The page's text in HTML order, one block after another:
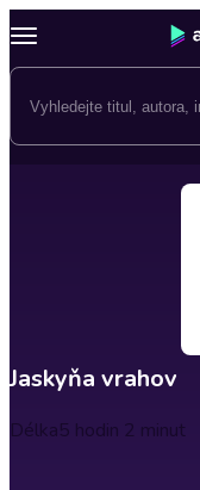
Jaskyňa vrahov
Délka5 hodin 2 minut